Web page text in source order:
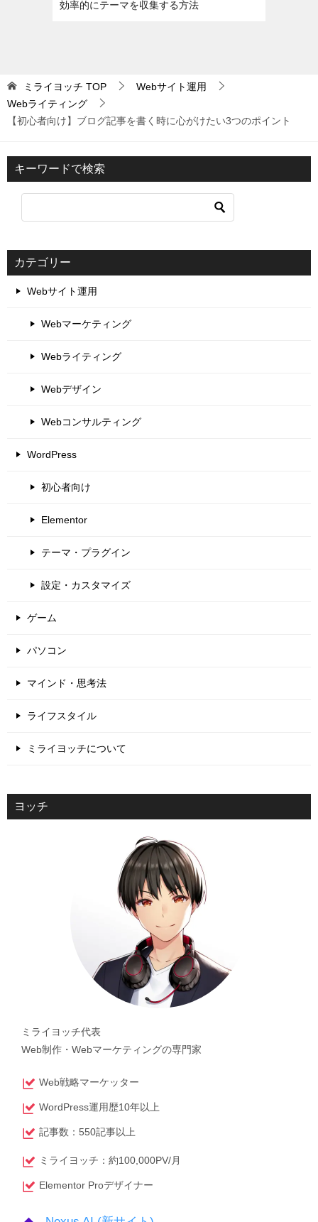
効率的にテーマを収集する方法
ミライヨッチ TOP
Webサイト運用
Webライティング
【初心者向け】ブログ記事を書く時に心がけたい3つのポイント
キーワードで検索
カテゴリー
Webサイト運用
Webマーケティング
Webライティング
Webデザイン
Webコンサルティング
WordPress
初心者向け
Elementor
テーマ・プラグイン
設定・カスタマイズ
ゲーム
パソコン
マインド・思考法
ライフスタイル
ミライヨッチについて
ヨッチ
ミライヨッチ代表
Web制作・Webマーケティングの専門家
Web戦略マーケッター
WordPress運用歴10年以上
記事数：550記事以上
ミライヨッチ：約100,000PV/月
Elementor Proデザイナー